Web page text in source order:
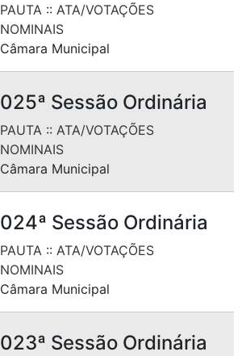
PAUTA :: ATA/VOTAÇÕES
NOMINAIS
Câmara Municipal
025ª Sessão Ordinária
PAUTA :: ATA/VOTAÇÕES
NOMINAIS
Câmara Municipal
024ª Sessão Ordinária
PAUTA :: ATA/VOTAÇÕES
NOMINAIS
Câmara Municipal
023ª Sessão Ordinária